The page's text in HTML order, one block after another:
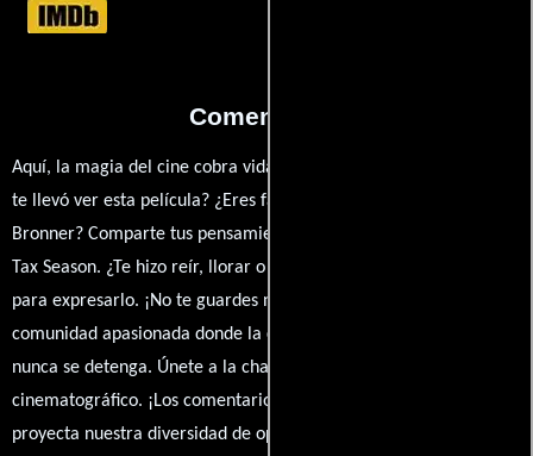
Comentarios
Aquí, la magia del cine cobra vida a través de tus opiniones. ¿Qué
te llevó ver esta película? ¿Eres fan de Tom Law, Beano o Fritz
Bronner? Comparte tus pensamientos, emociones y críticas sobre
Tax Season. ¿Te hizo reír, llorar o reflexionar? Este es el lugar
para expresarlo. ¡No te guardes nada! Queremos construir una
comunidad apasionada donde la conversación sobre cine y series
nunca se detenga. Únete a la charla y déjanos conocer tu mundo
cinematográfico. ¡Los comentarios son la pantalla donde se
proyecta nuestra diversidad de opiniones!